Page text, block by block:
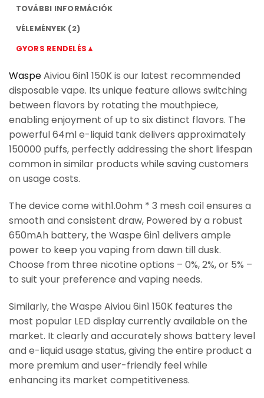
TOVÁBBI INFORMÁCIÓK
VÉLEMÉNYEK (2)
GYORS RENDELÉS▲
WaspeAiviou 6in1 150K is our latest recommended
disposable vape. Its unique feature allows switching
between flavors by rotating the mouthpiece,
enabling enjoyment of up to six distinct flavors. The
powerful 64ml e-liquid tank delivers approximately
150000 puffs, perfectly addressing the short lifespan
common in similar products while saving customers
on usage costs.
The device come with1.0ohm * 3 mesh coil ensures a
smooth and consistent draw, Powered by a robust
650mAh battery, the Waspe 6in1 delivers ample
power to keep you vaping from dawn till dusk.
Choose from three nicotine options – 0%, 2%, or 5% –
to suit your preference and vaping needs.
Similarly, the Waspe Aiviou 6in1 150K features the
most popular LED display currently available on the
market. It clearly and accurately shows battery level
and e-liquid usage status, giving the entire product a
more premium and user-friendly feel while
enhancing its market competitiveness.